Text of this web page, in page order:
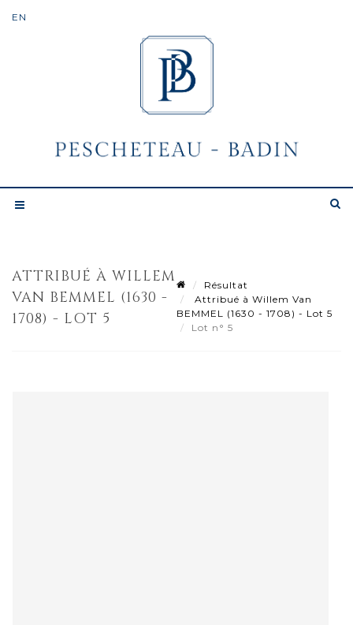
ATTRIBUÉ À WILLEM
VAN BEMMEL (1630 -
1708) - LOT 5
Résultat
Attribué à Willem Van
BEMMEL (1630 - 1708) - Lot 5
Lot n° 5